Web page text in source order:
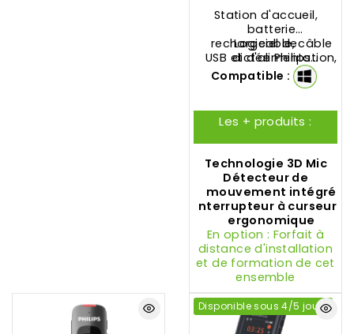
excellente qualité
audio. Le Philips
PocketMemo DPM8200
est doté d'un
interrupteur coulissant
à 4 positions (version
Station d'accueil,
batterie
rechargeable, câble
USB et d'alimentation,
étui, carte mémoire
Logiciel de
dictéePhilips
SpeechExec Pro
Dictate
(valable 2
Compatible :
Les + produits :
Technologie 3D Mic
Détecteur de
mouvement intégré
Interrupteur à curseur
ergonomique
En option : Forfait à
distance d'installation
et de formation de cet
ensemble
Disponible sous 4/5 jours